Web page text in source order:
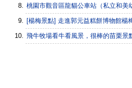
桃園市觀音區龍貓公車站（私立和美
[楊梅景點] 走進郭元益糕餅博物館楊
飛牛牧場看牛看風景，很棒的苗栗景